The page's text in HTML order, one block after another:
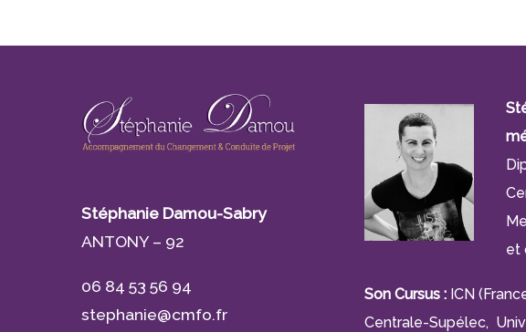
Stéphanie Damou-Sabry
ANTONY – 92
06 84 53 56 94
stephanie@cmfo.fr
et
Son Cursus : ICN
Centrale-Supélec,